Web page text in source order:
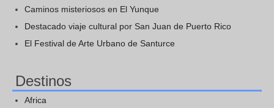
Caminos misteriosos en El Yunque
Destacado viaje cultural por San Juan de Puerto Rico
El Festival de Arte Urbano de Santurce
Destinos
Africa